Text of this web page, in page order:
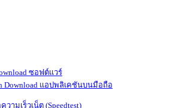
ซอฟต์แวร์
แอปพลิเคชันบนมือถือ
วามเร็วเน็ต (Speedtest)